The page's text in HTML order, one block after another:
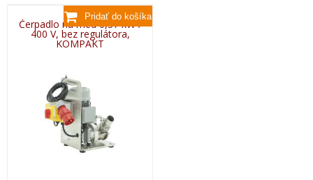
Čerpadlo na med 0,37 kW /
400 V, bez regulátora,
KOMPAKT